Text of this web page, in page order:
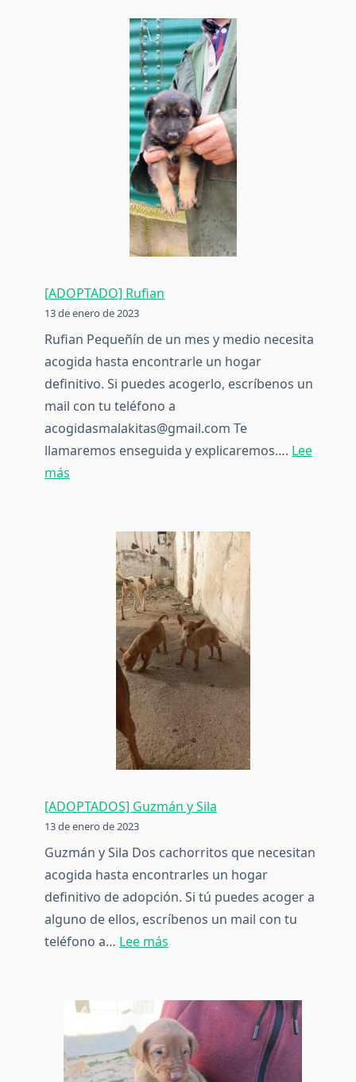
[ADOPTADO] Rufian
13 de enero de 2023
Rufian Pequeñín de un mes y medio necesita
acogida hasta encontrarle un hogar
definitivo. Si puedes acogerlo, escríbenos un
mail con tu teléfono a
acogidasmalakitas@gmail.com Te
llamaremos enseguida y explicaremos…. Lee
más
[ADOPTADOS] Guzmán y Sila
13 de enero de 2023
Guzmán y Sila Dos cachorritos que necesitan
acogida hasta encontrarles un hogar
definitivo de adopción. Si tú puedes acoger a
alguno de ellos, escríbenos un mail con tu
teléfono a… Lee más
Sila